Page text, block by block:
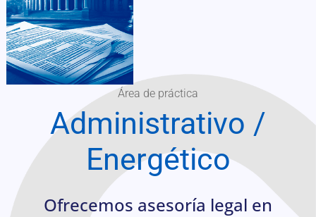
Área de práctica
Administrativo /
Energético
Ofrecemos asesoría legal en